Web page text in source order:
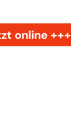
online +++